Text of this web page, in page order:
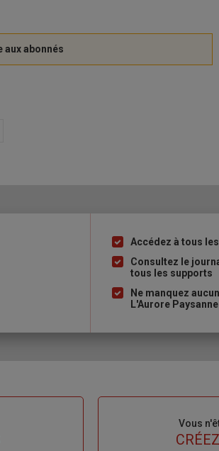
Liste
à
puce
Accédez à tous
Consultez le
tous les supports
Ne manquez
L'Aurore Paysanne
Vous
TITRE